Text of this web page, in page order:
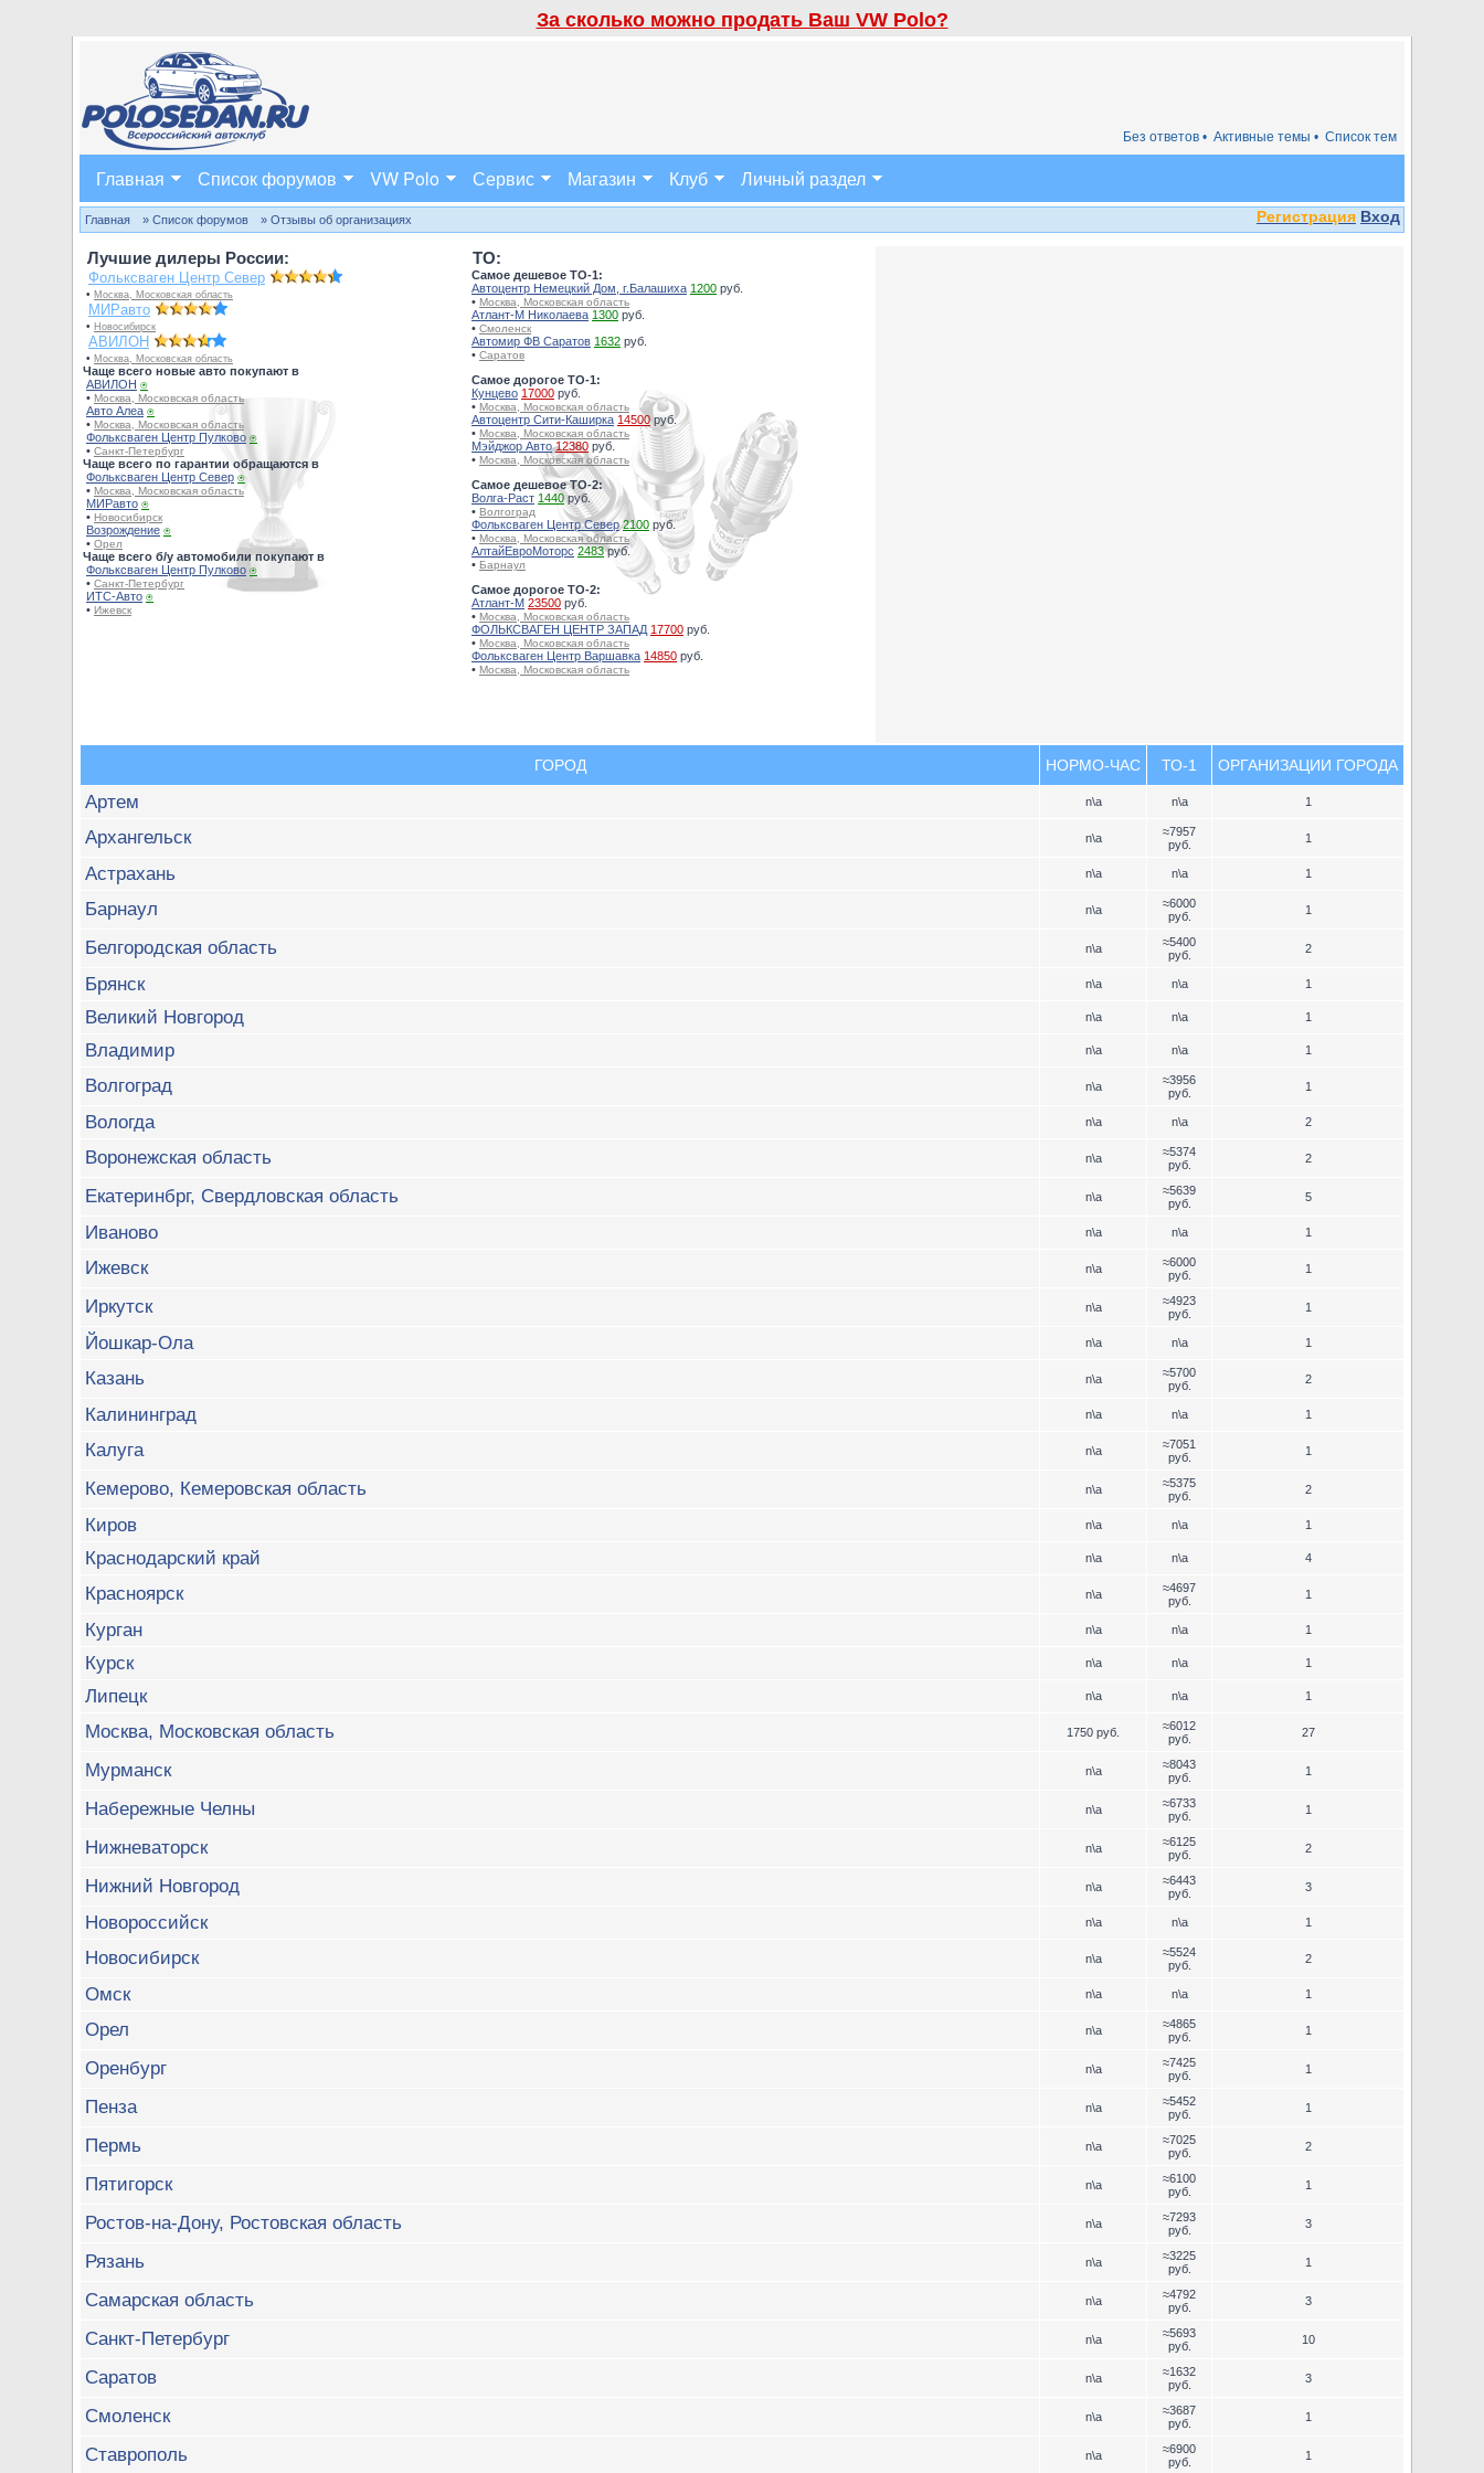
За сколько можно продать Ваш VW Polo?
Список тем
Активные темы •
Без ответов •
Главная Список форумов VW Polo Сервис Магазин Клуб Личный раздел
Регистрация Вход
Главная » Список форумов » Отзывы об организациях
Лучшие дилеры России:
Фольксваген Центр Север
• Москва, Московская область
МИРавто
• Новосибирск
АВИЛОН
• Москва, Московская область
Чаще всего новые авто покупают в
АВИЛОН ⍟
• Москва, Московская область
Авто Алеа ⍟
• Москва, Московская область
Фольксваген Центр Пулково ⍟
• Санкт-Петербург
Чаще всего по гарантии обращаются в
Фольксваген Центр Север ⍟
• Москва, Московская область
МИРавто ⍟
• Новосибирск
Возрождение ⍟
• Орел
Чаще всего б/у автомобили покупают в
Фольксваген Центр Пулково ⍟
• Санкт-Петербург
ИТС-Авто ⍟
• Ижевск
TO:
Самое дешевое ТО-1:
Автоцентр Немецкий Дом, г.Балашиха 1200 руб.
• Москва, Московская область
Атлант-М Николаева 1300 руб.
• Смоленск
Автомир ФВ Саратов 1632 руб.
• Саратов
Самое дорогое ТО-1:
Кунцево 17000 руб.
• Москва, Московская область
Автоцентр Сити-Каширка 14500 руб.
• Москва, Московская область
Мэйджор Авто 12380 руб.
• Москва, Московская область
Самое дешевое ТО-2:
Волга-Раст 1440руб.
• Волгоград
Фольксваген Центр Север 2100 руб.
• Москва, Московская область
АлтайЕвроМоторс 2483руб.
• Барнаул
Самое дорогое ТО-2:
Атлант-М 23500 руб.
• Москва, Московская область
ФОЛЬКСВАГЕН ЦЕНТР ЗАПАД 17700 руб.
• Москва, Московская область
Фольксваген Центр Варшавка 14850 руб.
• Москва, Московская область
ГОРОД НОРМО-ЧАС ТО-1 ОРГАНИЗАЦИИ ГОРОДА
Артем n\a n\a 1
Архангельск n\a
≈7957
руб.
1
Астрахань n\a n\a 1
Барнаул n\a
≈6000
руб.
1
Белгородская область n\a
≈5400
руб.
2
Брянск n\a n\a 1
Великий Новгород n\a n\a 1
Владимир n\a n\a 1
Волгоград n\a
≈3956
руб.
1
Вологда n\a n\a 2
Воронежская область n\a
≈5374
руб.
2
Екатеринбрг, Свердловская область n\a
≈5639
руб.
5
Иваново n\a n\a 1
Ижевск n\a
≈6000
руб.
1
Иркутск n\a
≈4923
руб.
1
Йошкар-Ола n\a n\a 1
Казань n\a
≈5700
руб.
2
Калининград n\a n\a 1
Калуга n\a
≈7051
руб.
1
Кемерово, Кемеровская область n\a
≈5375
руб.
2
Киров n\a n\a 1
Краснодарский край n\a n\a 4
Красноярск n\a
≈4697
руб.
1
Курган n\a n\a 1
Курск n\a n\a 1
Липецк n\a n\a 1
Москва, Московская область 1750 руб.
≈6012
руб.
27
Мурманск n\a
≈8043
руб.
1
Набережные Челны n\a
≈6733
руб.
1
Нижневаторск n\a
≈6125
руб.
2
Нижний Новгород n\a
≈6443
руб.
3
Новороссийск n\a n\a 1
Новосибирск n\a
≈5524
руб.
2
Омск n\a n\a 1
Орел n\a
≈4865
руб.
1
Оренбург n\a
≈7425
руб.
1
Пенза n\a
≈5452
руб.
1
Пермь n\a
≈7025
руб.
2
Пятигорск n\a
≈6100
руб.
1
Ростов-на-Дону, Ростовская область n\a
≈7293
руб.
3
Рязань n\a
≈3225
руб.
1
Самарская область n\a
≈4792
руб.
3
Санкт-Петербург n\a
≈5693
руб.
10
Саратов n\a
≈1632
руб.
3
Смоленск n\a
≈3687
руб.
1
Ставрополь n\a
≈6900
руб.
1